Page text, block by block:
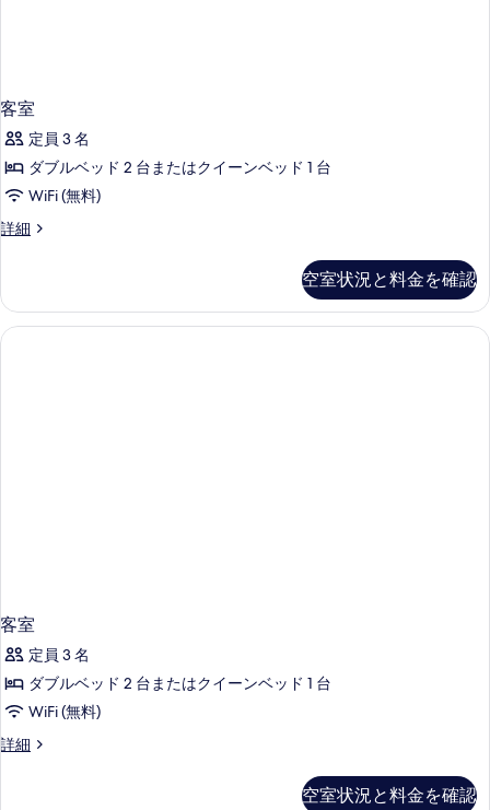
表
示
す
る
客室
定員 3 名
ダブルベッド 2 台またはクイーンベッド 1 台
WiFi (無料)
詳細
客
細
空室状況と料金を確認
客室
定員 3 名
ダブルベッド 2 台またはクイーンベッド 1 台
WiFi (無料)
詳細
客
空室状況と料金を確認